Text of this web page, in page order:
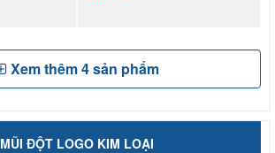
Xem thêm4sản phẩm
MŨI ĐỘT LOGO KIM LOẠI